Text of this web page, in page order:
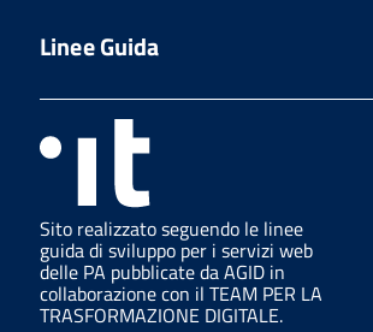
Linee Guida
Sito realizzato seguendo le linee
guida di sviluppo per i servizi web
delle PA pubblicate da AGID in
collaborazione con il TEAM PER LA
TRASFORMAZIONE DIGITALE.